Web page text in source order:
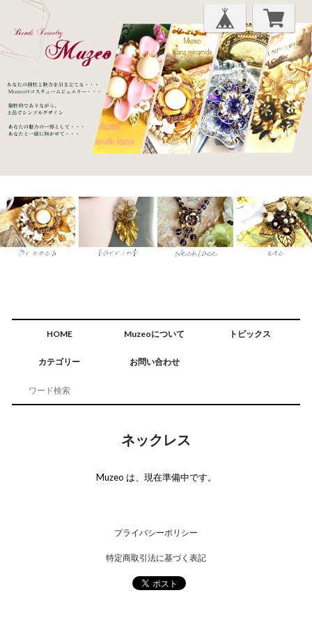
HOME Muzeoについて トピックス
カテゴリー お問い合わせ
ネックレス
Muzeo は、現在準備中です。
プライバシーポリシー
特定商取引法に基づく表記